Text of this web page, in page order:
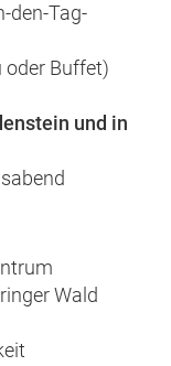
den-Tag-
oder Buffet)
und in
Wald